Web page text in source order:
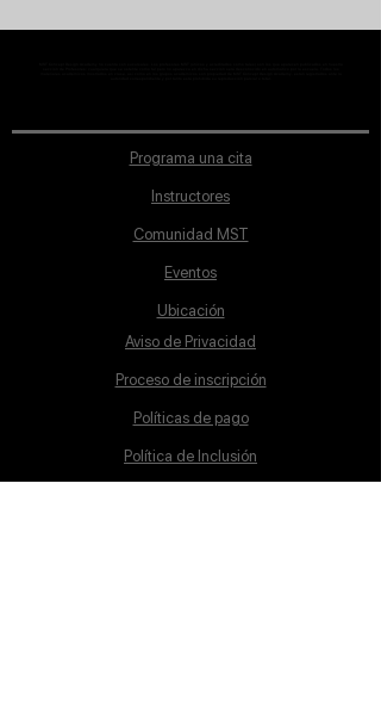
Programa una cita
Instructores
Comunidad MST
Eventos
Ubicación
Aviso de Privacidad
Proceso de inscripción
Políticas de pago
Política de Inclusión